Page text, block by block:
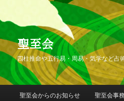
聖至会
四柱推命や五行易・周易・気学など占
メインメニュー
メインコンテンツへ移動
サブコンテンツへ移動
聖至会からのお知らせ 聖至会事